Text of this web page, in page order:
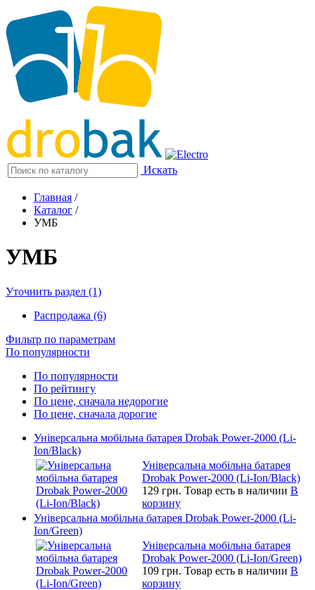
Искать
Главная /
Каталог /
УМБ
УМБ
Уточнить раздел (1)
Распродажа (6)
Фильтр по параметрам
По популярности
По популярности
По рейтингу
По цене, сначала недорогие
По цене, сначала дорогие
Універсальна мобільна батарея Drobak Power-2000 (Li-
Ion/Black)
Універсальна мобільна батарея
Drobak Power-2000 (Li-Ion/Black)
129 грн. Товар есть в наличии В
корзину
Універсальна мобільна батарея Drobak Power-2000 (Li-
Ion/Green)
Універсальна мобільна батарея
Drobak Power-2000 (Li-Ion/Green)
109 грн. Товар есть в наличии В
корзину